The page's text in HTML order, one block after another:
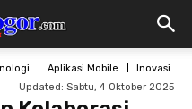
Aplikasi Mobile
Inovasi
Updated: Sabtu, 4 Oktober 2025